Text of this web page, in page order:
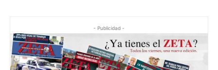
- Publicidad -